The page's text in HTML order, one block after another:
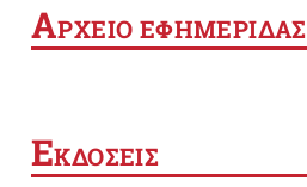
ΑΡΧΕΙΟ ΕΦΗΜΕΡΙΔΑΣ
ΕΚΔΟΣΕΙΣ